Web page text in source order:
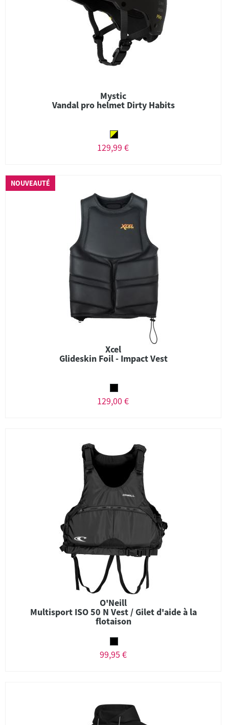
Mystic
Vandal pro helmet Dirty Habits
129,99 €
NOUVEAUTÉ
Xcel
Glideskin Foil - Impact Vest
129,00 €
O'Neill
Multisport ISO 50 N Vest / Gilet d'aide à la
flotaison
99,95 €